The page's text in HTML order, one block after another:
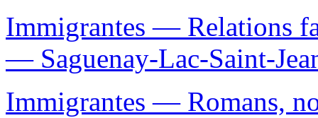
Immigrantes — Relations
— Saguenay-Lac-Saint-
Immigrantes — Romans,